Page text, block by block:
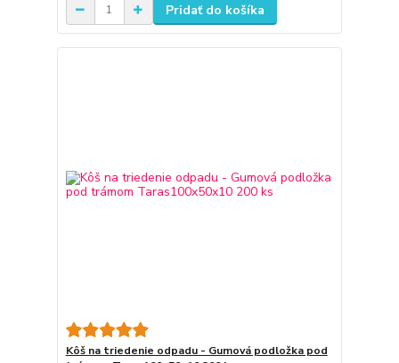
Pridať do košíka
Kôš na triedenie odpadu - Gumová podložka pod